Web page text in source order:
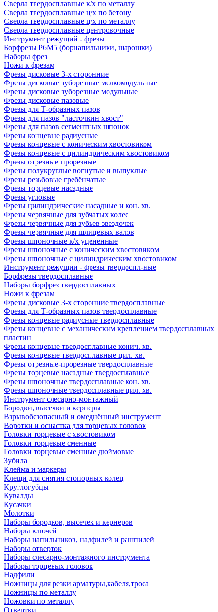
Сверла твердосплавные к/х по металлу
Сверла твердосплавные ц/х по бетону
Сверла твердосплавные ц/х по металлу
Сверла твердосплавные центровочные
Инструмент режущий - фрезы
Борфрезы Р6М5 (борнапильники, шарошки)
Наборы фрез
Ножи к фрезам
Фрезы дисковые 3-х сторонние
Фрезы дисковые зуборезные мелкомодульные
Фрезы дисковые зуборезные модульные
Фрезы дисковые пазовые
Фрезы для Т-образных пазов
Фрезы для пазов "ласточкин хвост"
Фрезы для пазов сегментных шпонок
Фрезы концевые радиусные
Фрезы концевые с коническим хвостовиком
Фрезы концевые с цилиндрическим хвостовиком
Фрезы отрезные-прорезные
Фрезы полукруглые вогнутые и выпуклые
Фрезы резьбовые гребёнчатые
Фрезы торцевые насадные
Фрезы угловые
Фрезы цилиндрические насадные и кон. хв.
Фрезы червячные для зубчатых колес
Фрезы червячные для зубьев звездочек
Фрезы червячные для шлицевых валов
Фрезы шпоночные к/х уцененные
Фрезы шпоночные с коническим хвостовиком
Фрезы шпоночные с цилиндрическим хвостовиком
Инструмент режущий - фрезы твердоспл-ные
Борфрезы твердосплавные
Наборы борфрез твердосплавных
Ножи к фрезам
Фрезы дисковые 3-х сторонние твердосплавные
Фрезы для Т-образных пазов твердосплавные
Фрезы концевые радиусные твердосплавные
Фрезы концевые с механическим креплением твердосплавных
пластин
Фрезы концевые твердосплавные конич. хв.
Фрезы концевые твердосплавные цил. хв.
Фрезы отрезные-прорезные твердосплавные
Фрезы торцевые насадные твердосплавные
Фрезы шпоночные твердосплавные кон. хв.
Фрезы шпоночные твердосплавные цил. хв.
Инструмент слесарно-монтажный
Бородки, высечки и кернеры
Взрывобезопасный и омеднённый инструмент
Воротки и оснаcтка для торцевых головок
Головки торцевые с хвостовиком
Головки торцевые сменные
Головки торцевые сменные дюймовые
Зубила
Клейма и маркеры
Клещи для снятия стопорных колец
Круглогубцы
Кувалды
Кусачки
Молотки
Наборы бородков, высечек и кернеров
Наборы ключей
Наборы напильников, надфилей и рашпилей
Наборы отверток
Наборы слесарно-монтажного инструмента
Наборы торцевых головок
Надфили
Ножницы для резки арматуры,кабеля,троса
Ножницы по металлу
Ножовки по металлу
Отвертки